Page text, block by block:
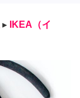
▸
IKEA（イ